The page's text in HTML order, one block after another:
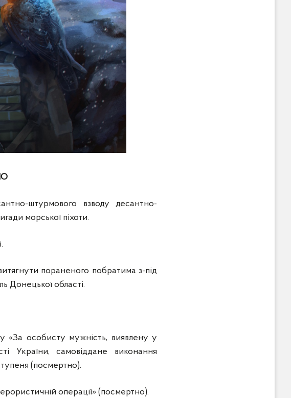
штурмового взводу десантно-
морської піхоти.
пораненого побратима з-під
Донецької області.
«За особисту мужність, виявлену у
України, самовіддане виконання
(посмертно).
операції» (посмертно).